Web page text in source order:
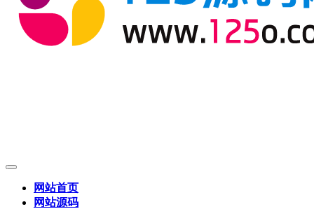
网站首页
网站源码